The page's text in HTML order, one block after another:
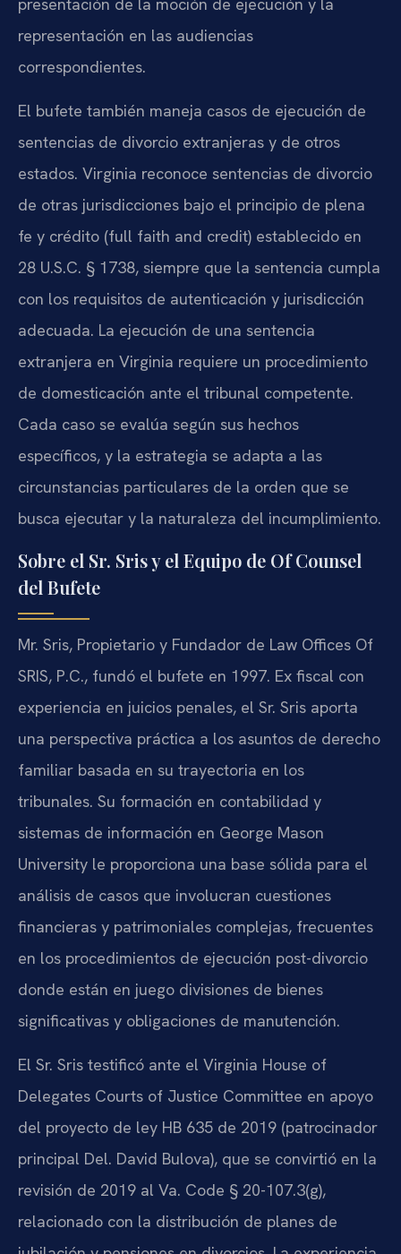
representación en las audiencias
correspondientes.
El bufete también maneja casos de ejecución de
sentencias de divorcio extranjeras y de otros
estados. Virginia reconoce sentencias de divorcio
de otras jurisdicciones bajo el principio de plena
fe y crédito (full faith and credit) establecido en
28 U.S.C. § 1738, siempre que la sentencia cumpla
con los requisitos de autenticación y jurisdicción
adecuada. La ejecución de una sentencia
extranjera en Virginia requiere un procedimiento
de domesticación ante el tribunal competente.
Cada caso se evalúa según sus hechos
específicos, y la estrategia se adapta a las
circunstancias particulares de la orden que se
busca ejecutar y la naturaleza del incumplimiento.
Sobre el Sr. Sris y el Equipo de Of Counsel
del Bufete
Mr. Sris, Propietario y Fundador de Law Offices Of
SRIS, P.C., fundó el bufete en 1997. Ex fiscal con
experiencia en juicios penales, el Sr. Sris aporta
una perspectiva práctica a los asuntos de derecho
familiar basada en su trayectoria en los
tribunales. Su formación en contabilidad y
sistemas de información en George Mason
University le proporciona una base sólida para el
análisis de casos que involucran cuestiones
financieras y patrimoniales complejas, frecuentes
en los procedimientos de ejecución post-divorcio
donde están en juego divisiones de bienes
significativas y obligaciones de manutención.
El Sr. Sris testificó ante el Virginia House of
Delegates Courts of Justice Committee en apoyo
del proyecto de ley HB 635 de 2019 (patrocinador
principal Del. David Bulova), que se convirtió en la
revisión de 2019 al Va. Code § 20-107.3(g),
relacionado con la distribución de planes de